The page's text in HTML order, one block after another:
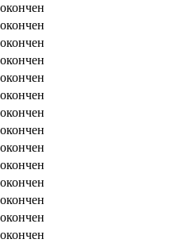
окончен
окончен
окончен
окончен
окончен
окончен
окончен
окончен
окончен
окончен
окончен
окончен
окончен
окончен